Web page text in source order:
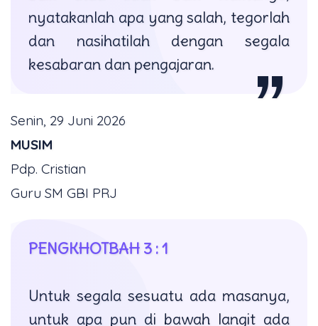
nyatakanlah apa yang salah, tegorlah
dan nasihatilah dengan segala
kesabaran dan pengajaran.
Senin, 29 Juni 2026
MUSIM
Pdp. Cristian
Guru SM GBI PRJ
PENGKHOTBAH 3 : 1
Untuk segala sesuatu ada masanya,
untuk apa pun di bawah langit ada